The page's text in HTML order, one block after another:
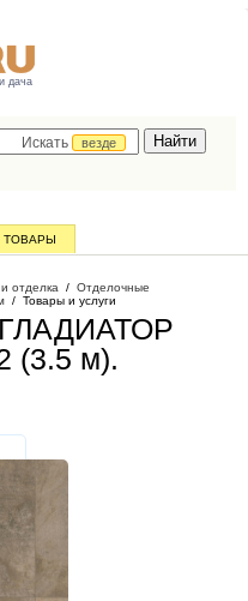
дача
Искать
везде
ТОВАРЫ
отделка / Отделочные
/ Товары и услуги
ГЛАДИАТОР
(3.5 м).